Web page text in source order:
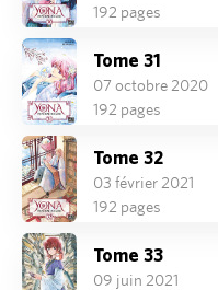
192 pages
Tome 31
07 octobre 2020
192 pages
Tome 32
03 février 2021
192 pages
Tome 33
09 juin 2021